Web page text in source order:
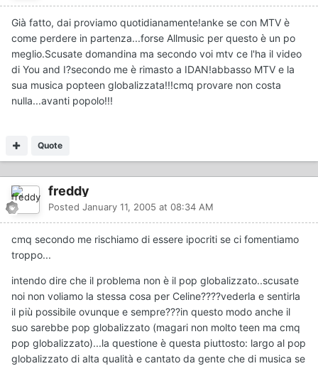
Già fatto, dai proviamo quotidianamente!anke se con MTV è
come perdere in partenza...forse Allmusic per questo è un po
meglio.Scusate domandina ma secondo voi mtv ce l'ha il video
di You and I?secondo me è rimasto a IDAN!abbasso MTV e la
sua musica popteen globalizzata!!!cmq provare non costa
nulla...avanti popolo!!!
Quote
freddy
Posted January 11, 2005 at 08:34 AM
cmq secondo me rischiamo di essere ipocriti se ci fomentiamo
troppo...
intendo dire che il problema non è il pop globalizzato..scusate
noi non voliamo la stessa cosa per Celine????vederla e sentirla
il più possibile ovunque e sempre???in questo modo anche il
suo sarebbe pop globalizzato (magari non molto teen ma cmq
pop globalizzato)...la questione è questa piuttosto: largo al pop
globalizzato di alta qualità e cantato da gente che di musica se